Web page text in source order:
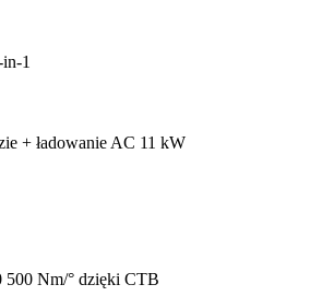
1
+ ładowanie AC 11 kW
500 Nm/° dzięki CTB